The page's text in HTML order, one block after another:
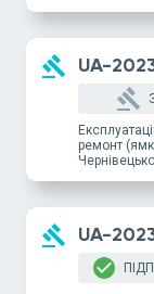
gavel UA-
gavel
ремонт
gavel UA-
check_circle